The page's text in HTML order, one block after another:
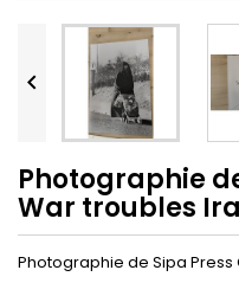

Photographie
War troubles
Photographie de Sipa